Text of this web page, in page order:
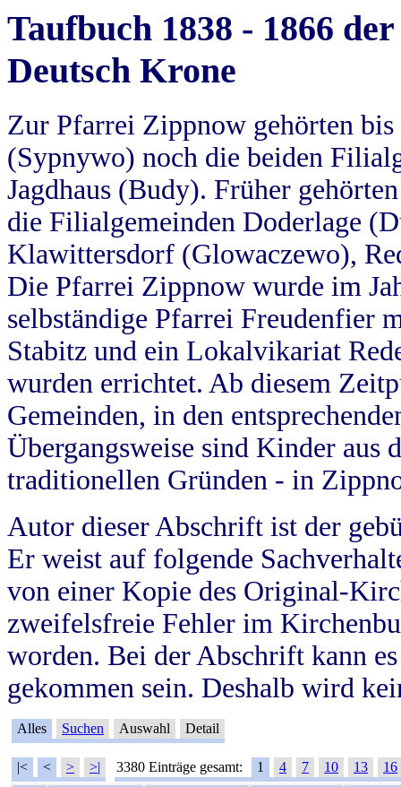
Taufbuch 1838 - 1866
Deutsch Krone
Zur Pfarrei Zippnow gehörten
(Sypnywo) noch die beiden
Jagdhaus (Budy). Früher
die Filialgemeinden Doderlage
Klawittersdorf (Glowaczewo),
Die Pfarrei Zippnow wurde im
selbständige Pfarrei Freudenfier
Stabitz und ein Lokalvikariat
wurden errichtet. Ab diesem
Gemeinden, in den
Übergangsweise sind Kinder aus
traditionellen Gründen - in
Autor dieser Abschrift ist der
Er weist auf folgende
von einer Kopie des Original-
zweifelsfreie Fehler im
worden. Bei der Abschrift kann
gekommen sein. Deshalb wird
Alles Suchen Auswahl Detail
|< < > >| 3380 Einträge gesamt: 1 4 7 10 13
16